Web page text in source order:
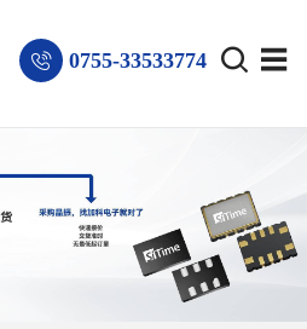
0755-33533774